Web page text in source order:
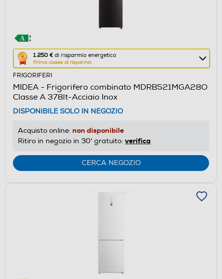
1.250 € di risparmio energetico
Prima classe di risparmio
Questa
azione
aprirà
il
Calcolatore
di
risparmio
energetico
Youreko.
FRIGORIFERI
MIDEA - Frigorifero combinato MDRB521MGA28O
Classe A 378lt-Acciaio Inox
DISPONIBILE SOLO IN NEGOZIO
Acquisto online: non disponibile
Ritiro in negozio in 30' gratuito: verifica
CERCA NEGOZIO